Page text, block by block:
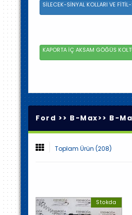
SİLECEK-SİNYAL KOLLARI VE
KAPORTA İÇ AKSAM GÖĞÜS
Ford >> B-Max>> B-
Toplam Ürün (208)
Stokda